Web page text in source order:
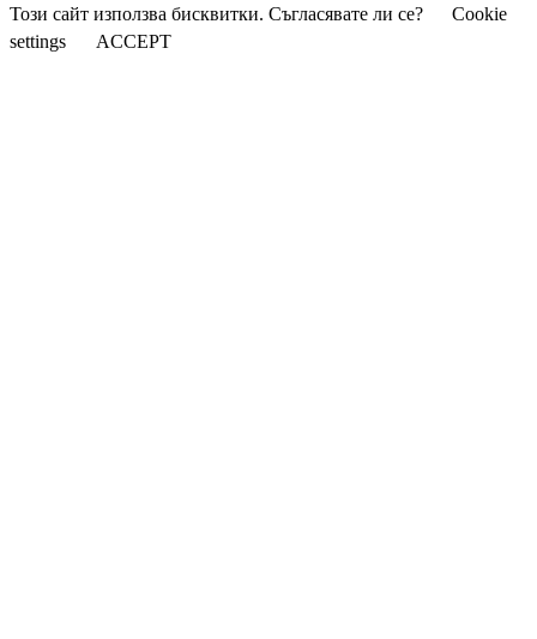
Този сайт използва бисквитки. Съгласявате ли се?
Cookie
settings
ACCEPT